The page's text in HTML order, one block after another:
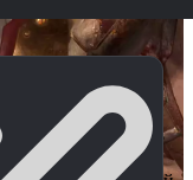
готовых к
для мечей,
тела. Все
Painter, так что